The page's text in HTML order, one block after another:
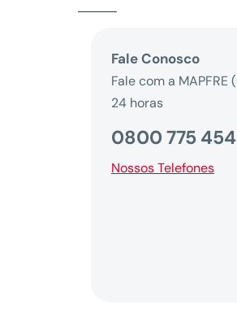
Fale Conosco
Fale com a MAPFRE
24 horas
0800 775
Nossos Telefones